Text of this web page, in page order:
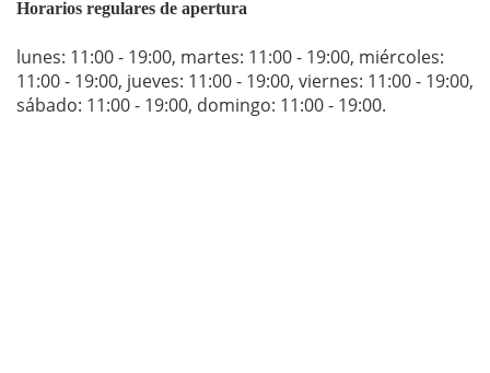
Horarios regulares de apertura
lunes: 11:00 - 19:00, martes: 11:00 - 19:00, miércoles:
11:00 - 19:00, jueves: 11:00 - 19:00, viernes: 11:00 - 19:00,
sábado: 11:00 - 19:00, domingo: 11:00 - 19:00.